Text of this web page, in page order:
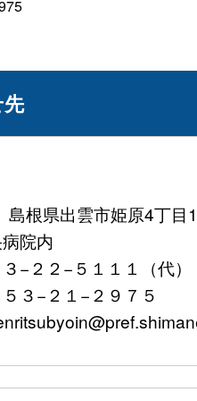
根県出雲市姫原4丁目
院内
−２２−５１１１（代）
３−２１−２９７５